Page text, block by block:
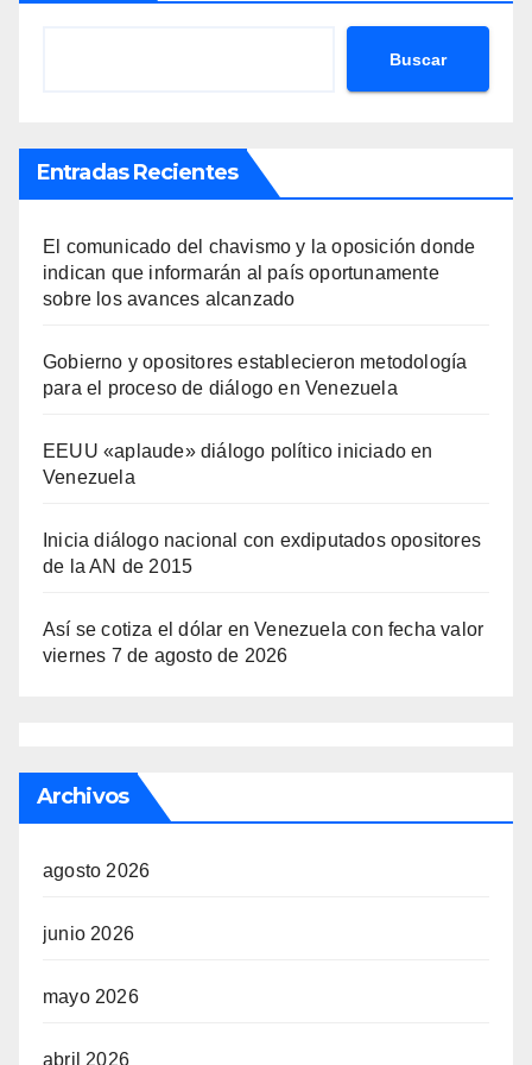
Buscar
Entradas Recientes
El comunicado del chavismo y la oposición donde
indican que informarán al país oportunamente
sobre los avances alcanzado
Gobierno y opositores establecieron metodología
para el proceso de diálogo en Venezuela
EEUU «aplaude» diálogo político iniciado en
Venezuela
Inicia diálogo nacional con exdiputados opositores
de la AN de 2015
Así se cotiza el dólar en Venezuela con fecha valor
viernes 7 de agosto de 2026
Archivos
agosto 2026
junio 2026
mayo 2026
abril 2026